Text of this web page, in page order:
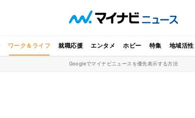
ワーク＆ライフ 就職応援 エンタメ ホビー 特集 地域活性
Googleでマイナビニュースを優先表示する方法